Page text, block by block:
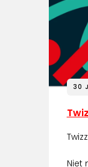
30
Niet